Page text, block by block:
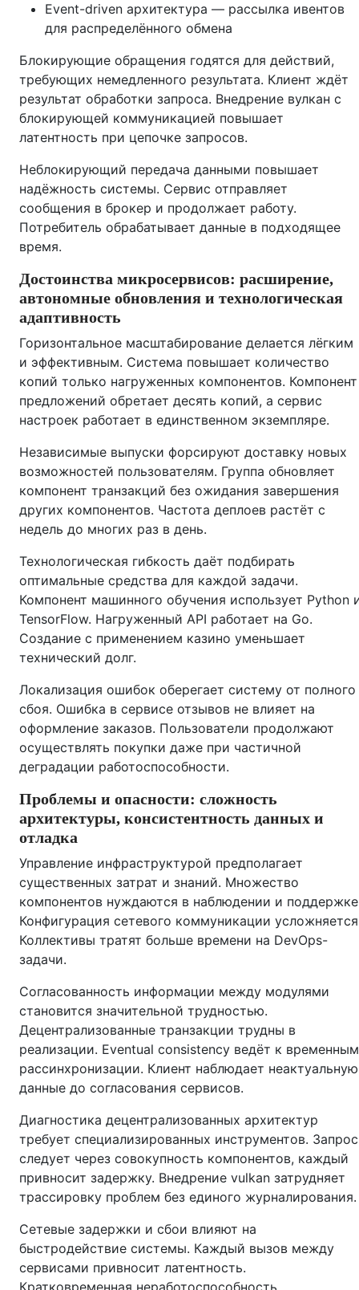
Event-driven архитектура — рассылка ивентов
для распределённого обмена
Блокирующие обращения годятся для действий,
требующих немедленного результата. Клиент ждёт
результат обработки запроса. Внедрение вулкан с
блокирующей коммуникацией повышает
латентность при цепочке запросов.
Неблокирующий передача данными повышает
надёжность системы. Сервис отправляет
сообщения в брокер и продолжает работу.
Потребитель обрабатывает данные в подходящее
время.
Достоинства микросервисов: расширение,
автономные обновления и технологическая
адаптивность
Горизонтальное масштабирование делается лёгким
и эффективным. Система повышает количество
копий только нагруженных компонентов. Компонент
предложений обретает десять копий, а сервис
настроек работает в единственном экземпляре.
Независимые выпуски форсируют доставку новых
возможностей пользователям. Группа обновляет
компонент транзакций без ожидания завершения
других компонентов. Частота деплоев растёт с
недель до многих раз в день.
Технологическая гибкость даёт подбирать
оптимальные средства для каждой задачи.
Компонент машинного обучения использует Python
TensorFlow. Нагруженный API работает на Go.
Создание с применением казино уменьшает
технический долг.
Локализация ошибок оберегает систему от полного
сбоя. Ошибка в сервисе отзывов не влияет на
оформление заказов. Пользователи продолжают
осуществлять покупки даже при частичной
деградации работоспособности.
Проблемы и опасности: сложность
архитектуры, консистентность данных и
отладка
Управление инфраструктурой предполагает
существенных затрат и знаний. Множество
компонентов нуждаются в наблюдении и
Конфигурация сетевого коммуникации
Коллективы тратят больше времени на DevOps-
задачи.
Согласованность информации между модулями
становится значительной трудностью.
Децентрализованные транзакции трудны в
реализации. Eventual consistency ведёт к временным
рассинхронизации. Клиент наблюдает неактуальную
данные до согласования сервисов.
Диагностика децентрализованных архитектур
требует специализированных инструментов. Запрос
следует через совокупность компонентов, каждый
привносит задержку. Внедрение vulkan затрудняет
трассировку проблем без единого журналирования.
Сетевые задержки и сбои влияют на
быстродействие системы. Каждый вызов между
сервисами привносит латентность.
Кратковременная неработоспособность